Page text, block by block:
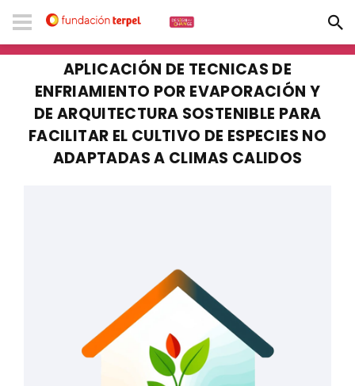
APLICACIÓN DE TECNICAS DE
ENFRIAMIENTO POR EVAPORACIÓN Y
DE ARQUITECTURA SOSTENIBLE PARA
FACILITAR EL CULTIVO DE ESPECIES NO
ADAPTADAS A CLIMAS CALIDOS